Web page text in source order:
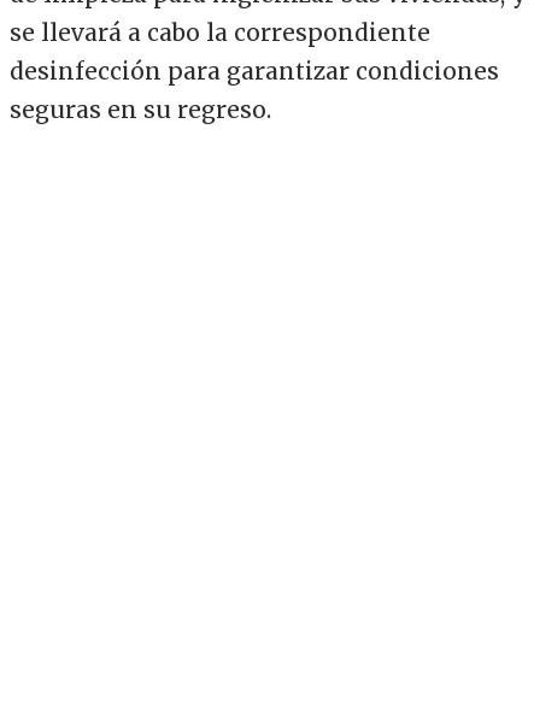
se llevará a cabo la correspondiente
desinfección para garantizar condiciones
seguras en su regreso.